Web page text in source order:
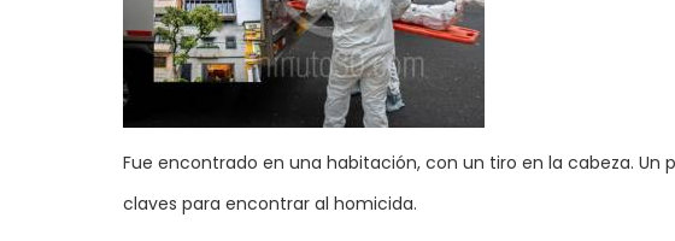
Fue encontrado en una habitación, con un tiro en la cabeza.
claves para encontrar al homicida.